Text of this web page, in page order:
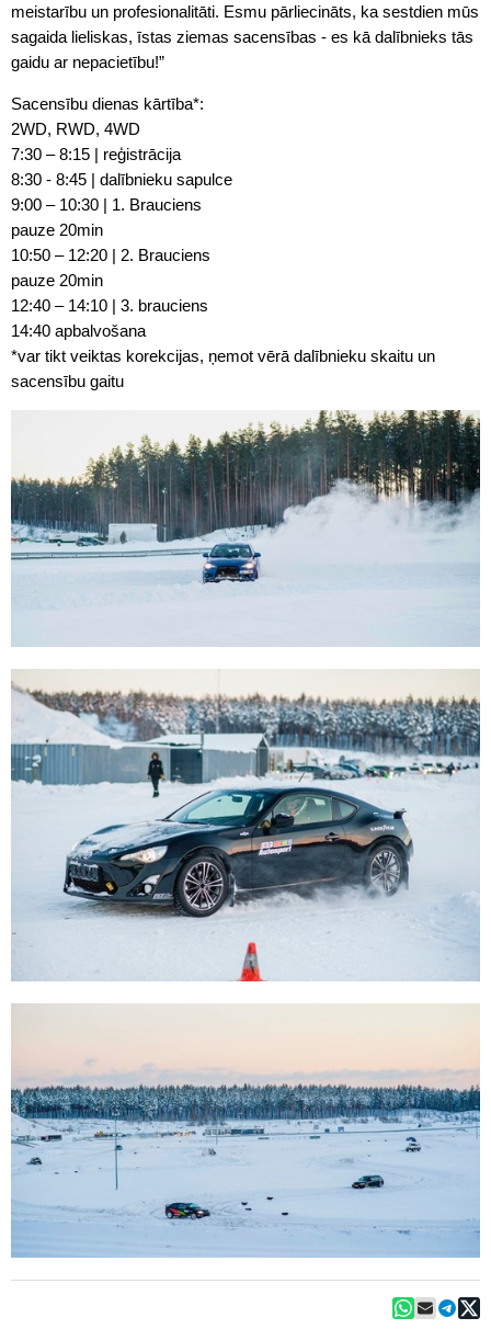
meistarību un profesionalitāti. Esmu pārliecināts, ka sestdien mūs
sagaida lieliskas, īstas ziemas sacensības - es kā dalībnieks tās
gaidu ar nepacietību!”
Sacensību dienas kārtība*:
2WD, RWD, 4WD
7:30 – 8:15 | reģistrācija
8:30 - 8:45 | dalībnieku sapulce
9:00 – 10:30 | 1. Brauciens
pauze 20min
10:50 – 12:20 | 2. Brauciens
pauze 20min
12:40 – 14:10 | 3. brauciens
14:40 apbalvošana
*var tikt veiktas korekcijas, ņemot vērā dalībnieku skaitu un
sacensību gaitu